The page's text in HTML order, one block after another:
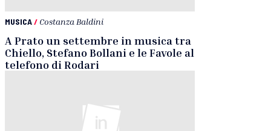
MUSICA/ Costanza Baldini
A Prato un settembre in musica tra
Chiello, Stefano Bollani e le Favole al
telefono di Rodari